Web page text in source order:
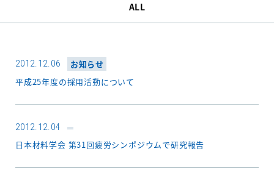
ALL
2012.12.06
お知らせ
平成25年度の採用活動について
2012.12.04
日本材料学会 第31回疲労シンポジウムで研究報告